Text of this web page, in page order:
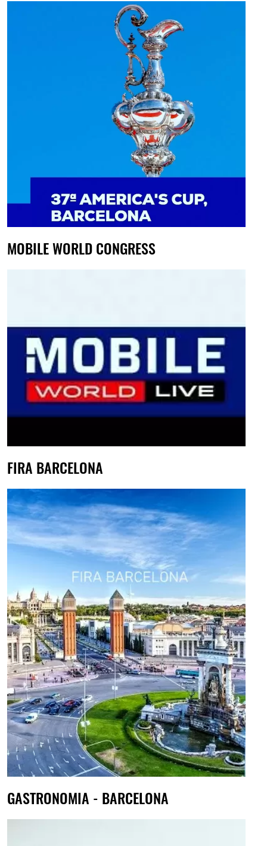
MOBILE WORLD CONGRESS
FIRA BARCELONA
GASTRONOMIA - BARCELONA